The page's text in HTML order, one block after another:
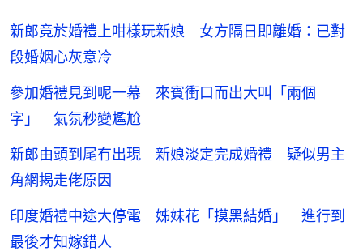
新郎竟於婚禮上咁樣玩新娘 女方隔日即離婚：已對
段婚姻心灰意冷
參加婚禮見到呢一幕 來賓衝口而出大叫「兩個
字」 氣氛秒變尷尬
新郎由頭到尾冇出現 新娘淡定完成婚禮 疑似男主
角網揭走佬原因
印度婚禮中途大停電 姊妹花「摸黑結婚」 進行到
最後才知嫁錯人